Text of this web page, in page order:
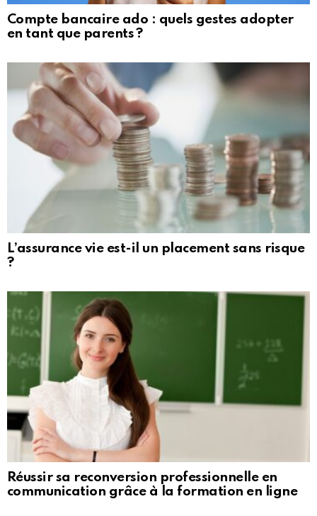
Compte bancaire ado : quels gestes adopter
en tant que parents ?
L’assurance vie est-il un placement sans risque
?
Réussir sa reconversion professionnelle en
communication grâce à la formation en ligne